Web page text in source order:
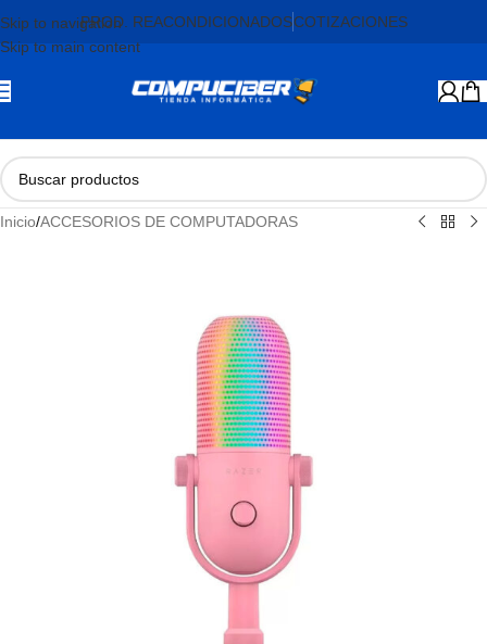
Skip to navigation
Skip to main content
PROD. REACONDICIONADOSCOTIZACIONES
Inicio/ACCESORIOS DE COMPUTADORAS